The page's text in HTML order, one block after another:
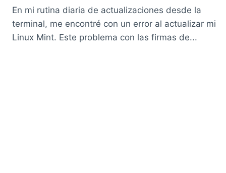
En mi rutina diaria de actualizaciones desde la
terminal, me encontré con un error al actualizar mi
Linux Mint. Este problema con las firmas de...